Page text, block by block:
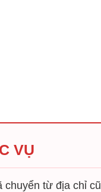
VỤ
chuyển từ địa chỉ cũ